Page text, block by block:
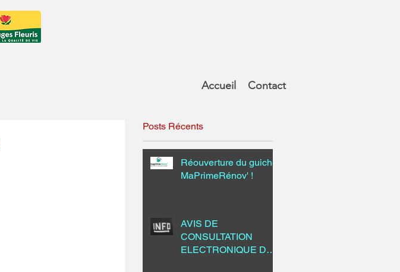
Accueil Contact
Posts Récents
Réouverture du guichet
MaPrimeRénov' !
AVIS DE
CONSULTATION
ELECTRONIQUE DU